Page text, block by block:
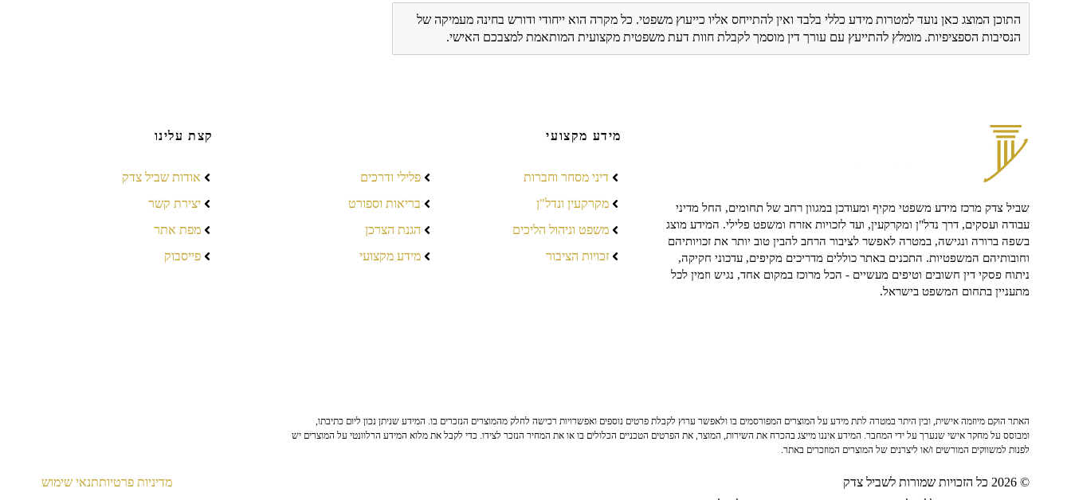
התוכן המוצג כאן נועד למטרות מידע כללי בלבד ואין להתייחס אליו כייעוץ משפטי. כל מקרה הוא ייחודי ודורש בחינה מעמיקה של
הנסיבות הספציפיות. מומלץ להתייעץ עם עורך דין מוסמך לקבלת חוות דעת משפטית מקצועית המותאמת למצבכם האישי.
שביל צדק מרכז מידע משפטי מקיף ומעודכן במגוון רחב של תחומים, החל מדיני
עבודה ועסקים, דרך נדל"ן ומקרקעין, ועד לזכויות אזרח ומשפט פלילי. המידע מוצג
בשפה ברורה ונגישה, במטרה לאפשר לציבור הרחב להבין טוב יותר את זכויותיהם
וחובותיהם המשפטיות. התכנים באתר כוללים מדריכים מקיפים, עדכוני חקיקה,
ניתוח פסקי דין חשובים וטיפים מעשיים - הכל מרוכז במקום אחד, נגיש וזמין לכל
מתעניין בתחום המשפט בישראל.
מידע מקצועי
דיני מסחר וחברות
מקרקעין ונדל"ן
משפט וניהול הליכים
זכויות הציבור
פלילי ודרכים
בריאות וספורט
הגנת הצרכן
מידע מקצועי
קצת עלינו
אודות שביל צדק
יצירת קשר
מפת אתר
פייסבוק
האתר הוקם מיוזמה אישית, ובין היתר במטרה לתת מידע על המוצרים המפורסמים בו ולאפשר ערוץ לקבלת פרטים נוספים ואפשרויות רכישה לחלק מהמוצרים הנזכרים בו. המידע שניתן נכון ליום כתיבתו,
ומבוסס על מחקר אישי שנערך על ידי המחבר. המידע איננו מייצג בהכרח את השירות, המוצר, את הפרטים הטכניים הכלולים בו או את המחיר הנזכר לצידו. כדי לקבל את מלוא המידע הרלוונטי על המוצרים יש
לפנות למשווקים המורשים ו/או ליצרנים של המוצרים המוזכרים באתר.
© 2026 כל הזכויות שמורות לשביל צדק
מדיניות פרטיותתנאי שימוש